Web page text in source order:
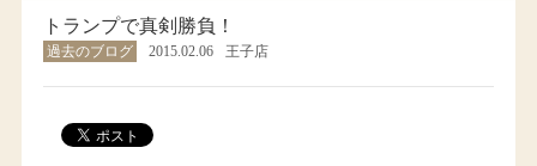
トランプで真剣勝負！
過去のブログ 2015.02.06 王子店